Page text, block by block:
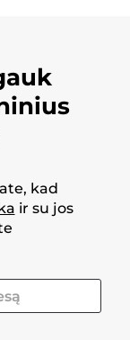
kad
ir su jos